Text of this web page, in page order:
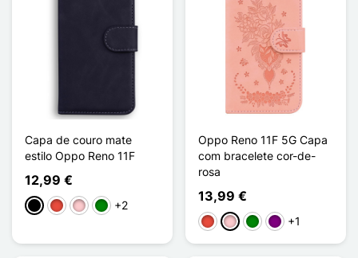
Capa de couro mate
estilo Oppo Reno 11F
12,99 €
PretoVermelho
RosaVerde
+2
Oppo Reno 11F 5G Capa
com bracelete cor-de-
rosa
13,99 €
Vermelho
RosaVerdePúrpura
+1